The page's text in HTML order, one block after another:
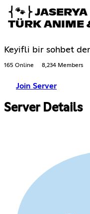
⎨🐾⎬
TÜRK ANIME
Keyifli bir sohbet
165 Online 8,234 Members
Join Server
Server Details